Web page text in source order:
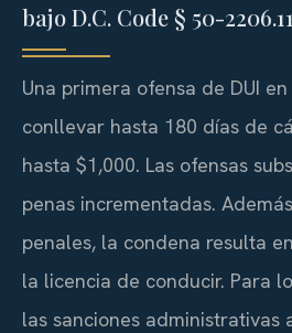
bajo D.C. Code § 50-
Una primera ofensa de DUI
conllevar hasta 180 días de
hasta $1,000. Las ofensas
penas incrementadas.
penales, la condena resulta
la licencia de conducir. Para
las sanciones administrativas